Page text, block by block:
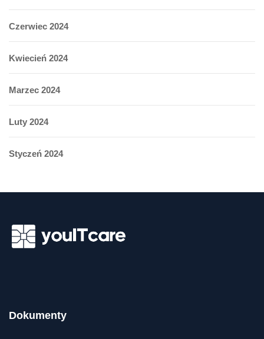
Czerwiec 2024
Kwiecień 2024
Marzec 2024
Luty 2024
Styczeń 2024
Dokumenty